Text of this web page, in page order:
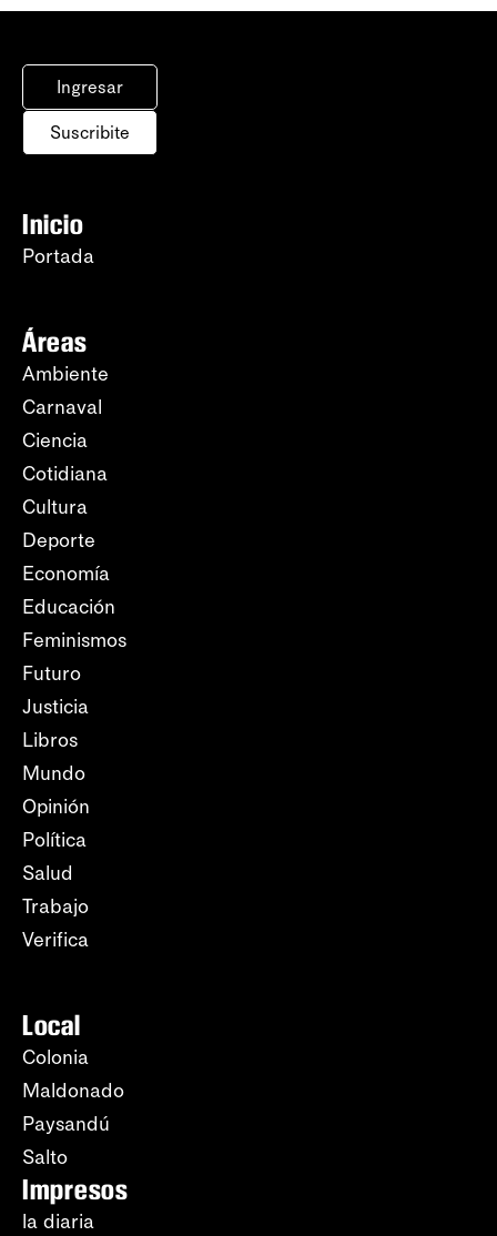
Ingresar
Suscribite
Inicio
Portada
Áreas
Ambiente
Carnaval
Ciencia
Cotidiana
Cultura
Deporte
Economía
Educación
Feminismos
Futuro
Justicia
Libros
Mundo
Opinión
Política
Salud
Trabajo
Verifica
Local
Colonia
Maldonado
Paysandú
Salto
Impresos
la diaria